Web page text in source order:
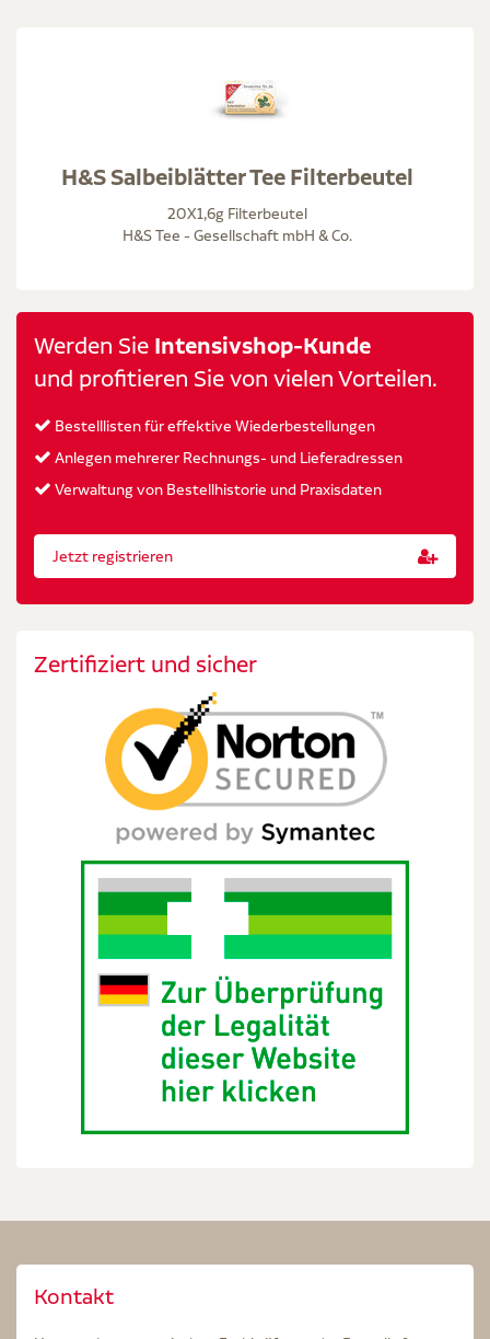
H&S Salbeiblätter Tee Filterbeutel
20X1,6g Filterbeutel
H&S Tee - Gesellschaft mbH & Co.
Werden Sie Intensivshop-Kunde
und profitieren Sie von vielen Vorteilen.
Bestelllisten für effektive Wiederbestellungen
Anlegen mehrerer Rechnungs- und Lieferadressen
Verwaltung von Bestellhistorie und Praxisdaten
Jetzt registrieren
Zertifiziert und sicher
Kontakt